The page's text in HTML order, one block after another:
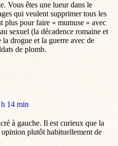
Vous êtes une lueur dans le
qui veulent supprimer tous les
plus pour faire « mumuse » avec
sexuel (la décadence romaine et
drogue et la guerre avec de
de plomb.
14 min
à gauche. Il est curieux que la
plutôt habituellement de